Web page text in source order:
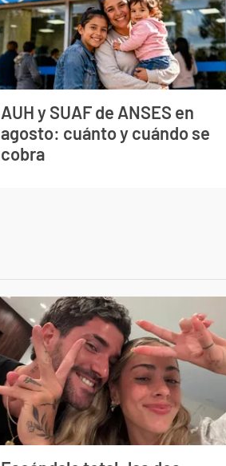
AUH y SUAF de ANSES en
agosto: cuánto y cuándo se
cobra